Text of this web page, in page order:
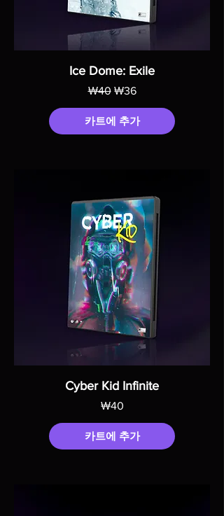
Ice Dome: Exile
일반가
₩40 할인가
₩36
카트에 추가
Cyber Kid Infinite
가격
₩40
카트에 추가